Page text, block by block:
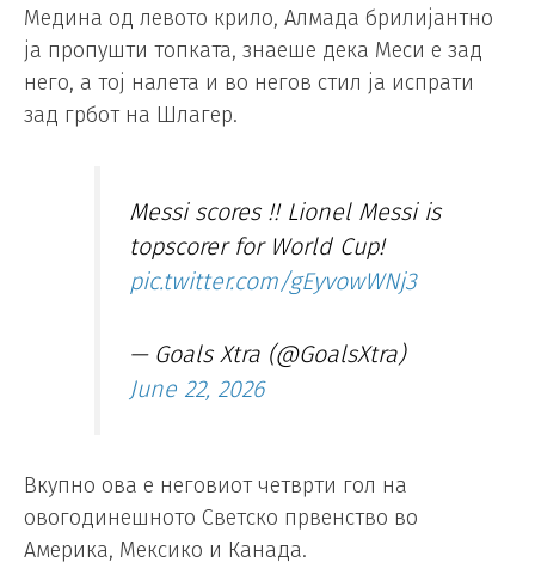
Медина од левото крило, Алмада брилијантно
ја пропушти топката, знаеше дека Меси е зад
него, а тој налета и во негов стил ја испрати
зад грбот на Шлагер.
Messi scores !! Lionel Messi is
topscorer for World Cup!
pic.twitter.com/gEyvowWNj3
— Goals Xtra (@GoalsXtra)
June 22, 2026
Вкупно ова е неговиот четврти гол на
овогодинешното Светско првенство во
Америка, Мексико и Канада.